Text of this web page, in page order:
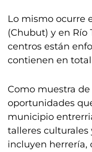
Lo mismo ocurre
(Chubut) y en Río
centros están
contienen en total
Como muestra
oportunidades
municipio
talleres culturales
incluyen herrería,